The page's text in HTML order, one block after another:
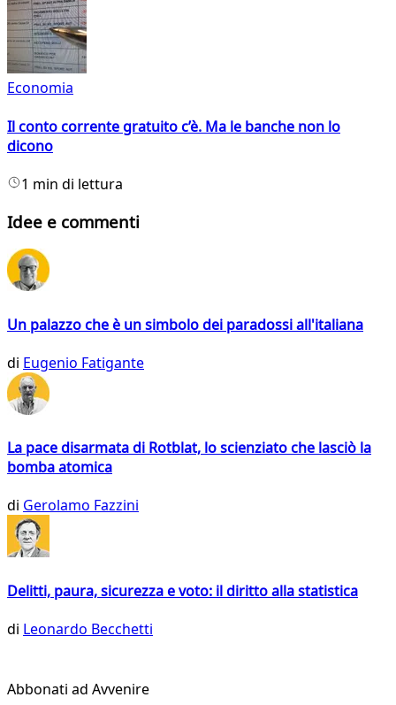
Economia
Il conto corrente gratuito c’è. Ma le banche non lo
dicono
1 min di lettura
Idee e commenti
Un palazzo che è un simbolo dei paradossi all'italiana
di Eugenio Fatigante
La pace disarmata di Rotblat, lo scienziato che lasciò la
bomba atomica
di Gerolamo Fazzini
Delitti, paura, sicurezza e voto: il diritto alla statistica
di Leonardo Becchetti
Abbonati ad Avvenire